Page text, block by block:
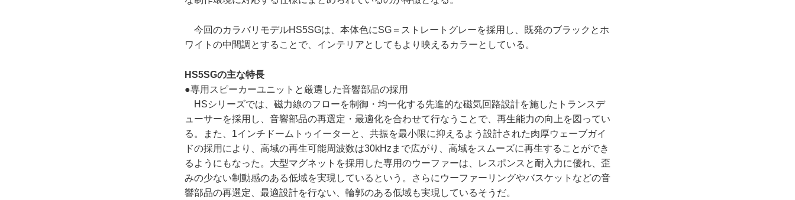
今回のカラバリモデルHS5SGは、本体色にSG＝ストレートグレーを採用し、既発のブラックとホ
ワイトの中間調とすることで、インテリアとしてもより映えるカラーとしている。
HS5SGの主な特長
●専用スピーカーユニットと厳選した音響部品の採用
HSシリーズでは、磁力線のフローを制御・均一化する先進的な磁気回路設計を施したトランスデ
ューサーを採用し、音響部品の再選定・最適化を合わせて行なうことで、再生能力の向上を図ってい
る。また、1インチドームトゥイーターと、共振を最小限に抑えるよう設計された肉厚ウェーブガイ
ドの採用により、高域の再生可能周波数は30kHzまで広がり、高域をスムーズに再生することができ
るようにもなった。大型マグネットを採用した専用のウーファーは、レスポンスと耐入力に優れ、歪
みの少ない制動感のある低域を実現しているという。さらにウーファーリングやバスケットなどの音
響部品の再選定、最適設計を行ない、輪郭のある低域も実現しているそうだ。